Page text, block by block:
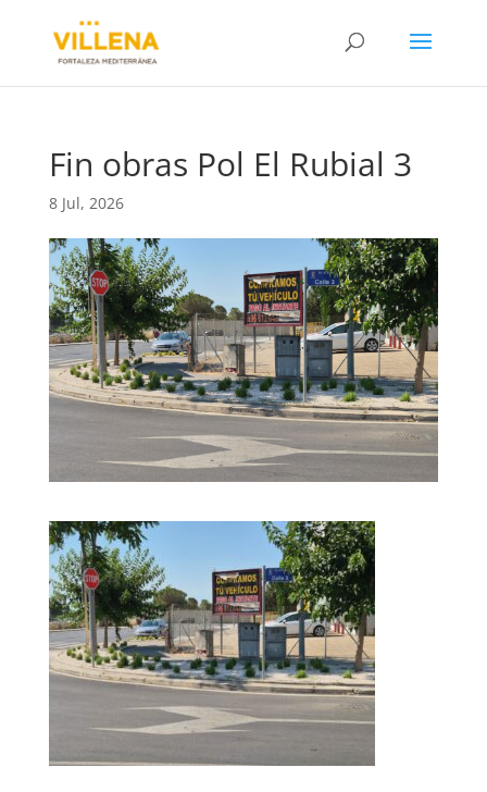
Fin obras Pol El Rubial 3
8 Jul, 2026